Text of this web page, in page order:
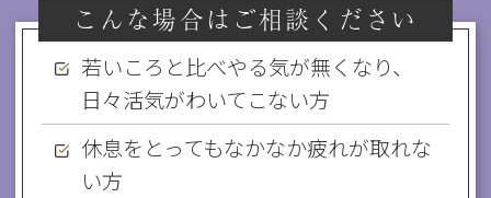
こんな場合はご相談ください
若いころと比べやる気が無くなり、
日々活気がわいてこない方
休息をとってもなかなか疲れが取れな
い方